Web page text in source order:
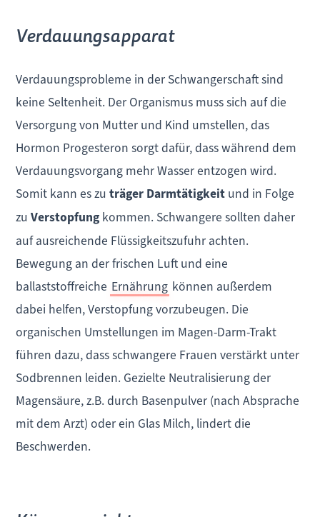
Verdauungsapparat
Verdauungsprobleme in der Schwangerschaft sind
keine Seltenheit. Der Organismus muss sich auf die
Versorgung von Mutter und Kind umstellen, das
Hormon Progesteron sorgt dafür, dass während dem
Verdauungsvorgang mehr Wasser entzogen wird.
Somit kann es zuträger Darmtätigkeit und in Folge
zuVerstopfung kommen. Schwangere sollten daher
auf ausreichende Flüssigkeitszufuhr achten.
Bewegung an der frischen Luft und eine
ballaststoffreiche Ernährung können außerdem
dabei helfen, Verstopfung vorzubeugen. Die
organischen Umstellungen im Magen-Darm-Trakt
führen dazu, dass schwangere Frauen verstärkt unter
Sodbrennen leiden. Gezielte Neutralisierung der
Magensäure, z.B. durch Basenpulver (nach Absprache
mit dem Arzt) oder ein Glas Milch, lindert die
Beschwerden.